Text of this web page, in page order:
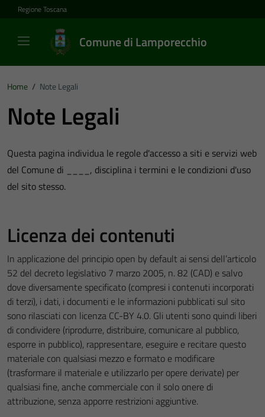
Vai ai contenuti
Vai al footer
Regione Toscana
Comune di Lamporecchio
Home / Note Legali
Note Legali
Questa pagina individua le regole d'accesso a siti e servizi web
del Comune di ____, disciplina i termini e le condizioni d'uso
del sito stesso.
Licenza dei contenuti
In applicazione del principio open by default ai sensi dell’articolo
52 del decreto legislativo 7 marzo 2005, n. 82 (CAD) e salvo
dove diversamente specificato (compresi i contenuti incorporati
di terzi), i dati, i documenti e le informazioni pubblicati sul sito
sono rilasciati con licenza CC-BY 4.0. Gli utenti sono quindi liberi
di condividere (riprodurre, distribuire, comunicare al pubblico,
esporre in pubblico), rappresentare, eseguire e recitare questo
materiale con qualsiasi mezzo e formato e modificare
(trasformare il materiale e utilizzarlo per opere derivate) per
qualsiasi fine, anche commerciale con il solo onere di
attribuzione, senza apporre restrizioni aggiuntive.